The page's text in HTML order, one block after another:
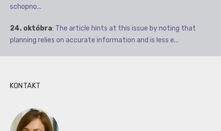
schopno...
24. októbra: The article hints at this issue by noting that
planning relies on accurate information and is less e...
KONTAKT